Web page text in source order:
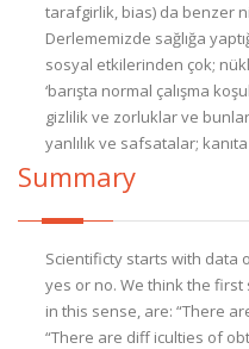
tarafgirlik, bias) da benzer
Derlememizde sağlığa
sosyal etkilerinden çok;
‘barışta normal çalışma
gizlilik ve zorluklar ve
yanlılık ve safsatalar;
Summary
Scientificty starts with data
yes or no. We think the
in this sense, are: “There
“There are diff iculties of